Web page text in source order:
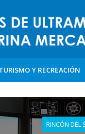
Y RECREACIÓN
RINCÓN DEL